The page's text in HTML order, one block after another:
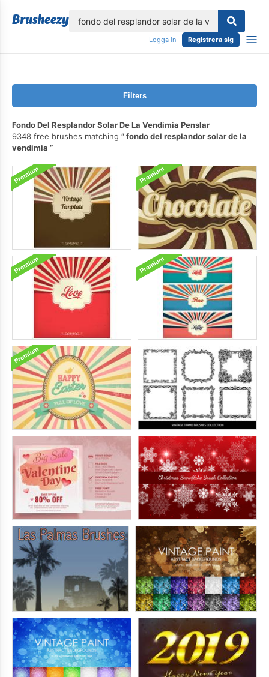
Logga in Registrera sig
Filters
Fondo Del Resplandor Solar De La Vendimia Penslar
9348 free brushes matching
fondo del resplandor solar de la
vendimia